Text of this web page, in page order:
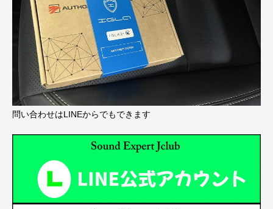
問い合わせはLINEからでもできます